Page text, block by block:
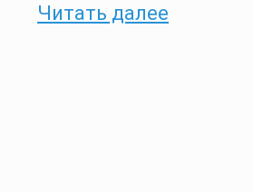
Читать далее